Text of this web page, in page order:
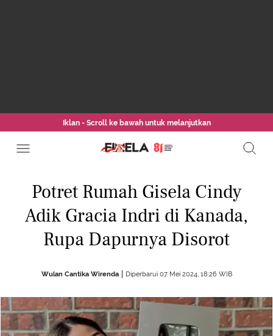
Iklan - Scroll ke bawah untuk melanjutkan
Potret Rumah Gisela Cindy
Adik Gracia Indri di Kanada,
Rupa Dapurnya Disorot
Wulan Cantika Wirenda Diperbarui 07 Mei 2024, 18:26 WIB